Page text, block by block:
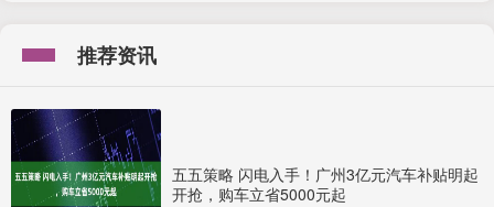
推荐资讯
五五策略 闪电入手！广州3亿元汽车补贴明起
开抢，购车立省5000元起